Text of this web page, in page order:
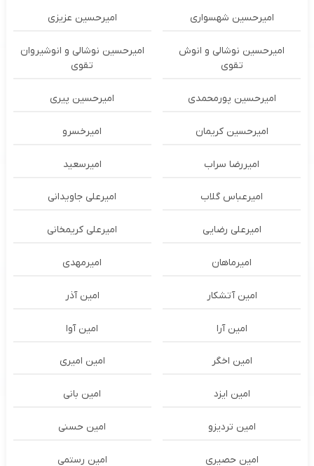
امیرحسین شهسواری امیرحسین عزیزی
امیرحسین نوشالی و انوش
تقوی
امیرحسین نوشالی و انوشیروان
تقوی
امیرحسین پورمحمدی امیرحسین پیری
امیرحسین کریمان امیرخسرو
امیررضا سراب امیرسعید
امیرعباس گلاب امیرعلی جاویدانی
امیرعلی رضایی امیرعلی کریمخانی
امیرماهان امیرمهدی
امین آتشکار امین آذر
امین آرا امین آوا
امین اخگر امین امیری
امین ایزد امین بانی
امین تردیزو امین حسنی
امین حصیری امین رستمی